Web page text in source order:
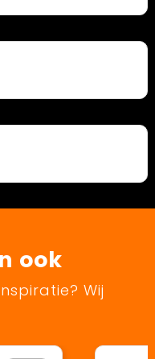
ook
Wij